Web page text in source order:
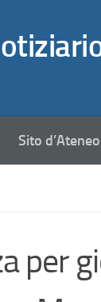
Sito d’Ateneo
per